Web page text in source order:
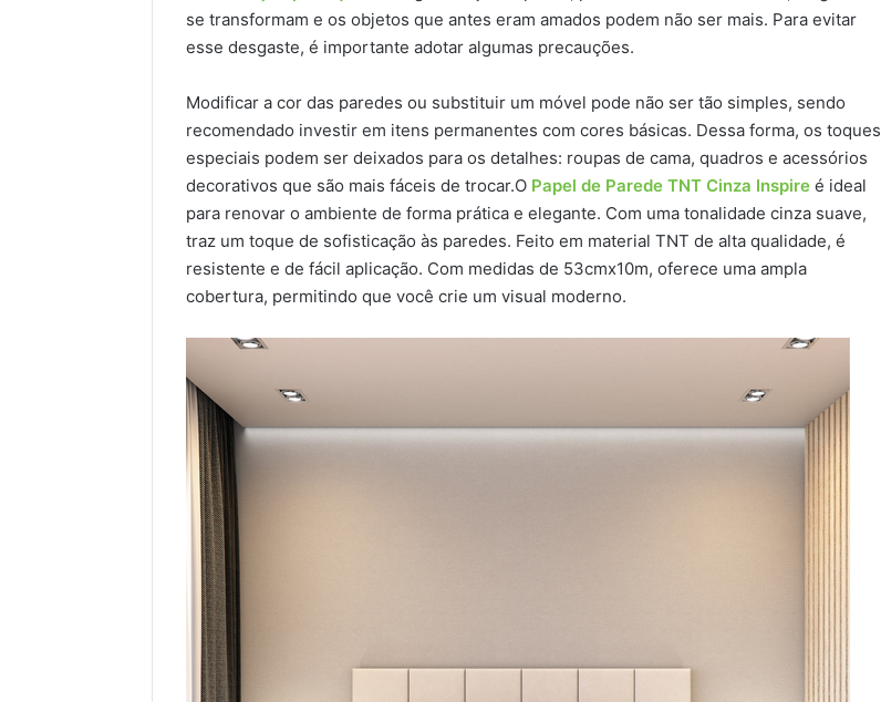
se transformam e os objetos que antes eram amados podem não ser mais. Para evitar
esse desgaste, é importante adotar algumas precauções.
Modificar a cor das paredes ou substituir um móvel pode não ser tão simples, sendo
recomendado investir em itens permanentes com cores básicas. Dessa forma, os toques
especiais podem ser deixados para os detalhes: roupas de cama, quadros e acessórios
decorativos que são mais fáceis de trocar.O Papel de Parede TNT Cinza Inspire é ideal
para renovar o ambiente de forma prática e elegante. Com uma tonalidade cinza suave,
traz um toque de sofisticação às paredes. Feito em material TNT de alta qualidade, é
resistente e de fácil aplicação. Com medidas de 53cmx10m, oferece uma ampla
cobertura, permitindo que você crie um visual moderno.